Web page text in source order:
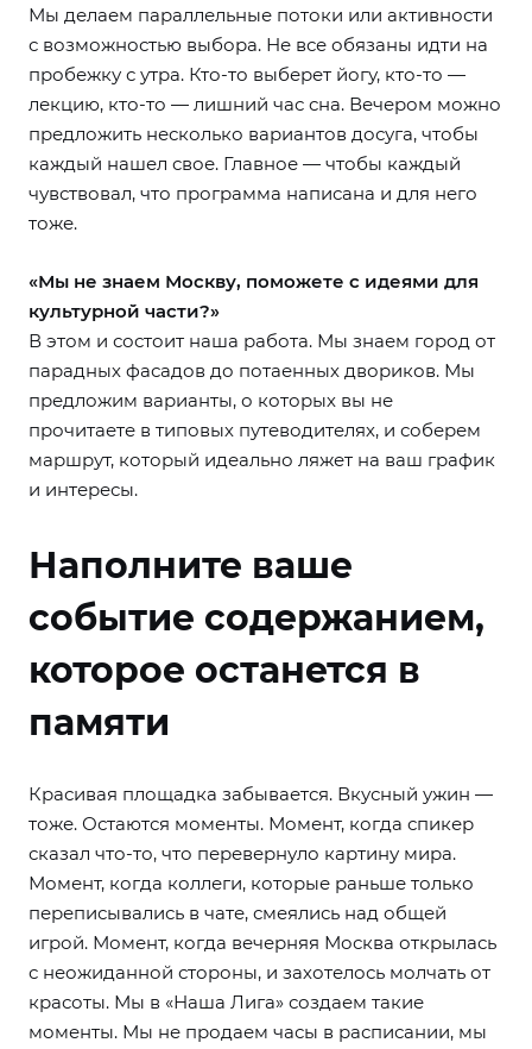
Мы делаем параллельные потоки или активности
с возможностью выбора. Не все обязаны идти на
пробежку с утра. Кто-то выберет йогу, кто-то —
лекцию, кто-то — лишний час сна. Вечером можно
предложить несколько вариантов досуга, чтобы
каждый нашел свое. Главное — чтобы каждый
чувствовал, что программа написана и для него
тоже.
«Мы не знаем Москву, поможете с идеями для
культурной части?»
В этом и состоит наша работа. Мы знаем город от
парадных фасадов до потаенных двориков. Мы
предложим варианты, о которых вы не
прочитаете в типовых путеводителях, и соберем
маршрут, который идеально ляжет на ваш график
и интересы.
Наполните ваше
событие содержанием,
которое останется в
памяти
Красивая площадка забывается. Вкусный ужин —
тоже. Остаются моменты. Момент, когда спикер
сказал что-то, что перевернуло картину мира.
Момент, когда коллеги, которые раньше только
переписывались в чате, смеялись над общей
игрой. Момент, когда вечерняя Москва открылась
с неожиданной стороны, и захотелось молчать от
красоты. Мы в «Наша Лига» создаем такие
моменты. Мы не продаем часы в расписании, мы